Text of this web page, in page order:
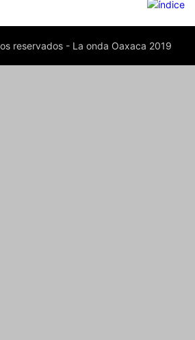
reservados - La onda Oaxaca 2019